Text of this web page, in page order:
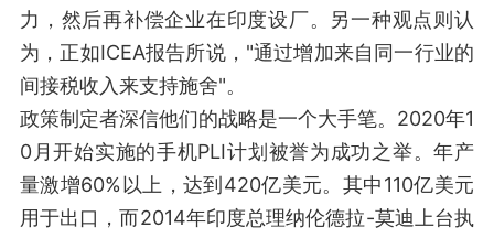
力，然后再补偿企业在印度设厂。另一种观点则认
为，正如ICEA报告所说，"通过增加来自同一行业的
间接税收入来支持施舍"。
政策制定者深信他们的战略是一个大手笔。2020年1
0月开始实施的手机PLI计划被誉为成功之举。年产
量激增60%以上，达到420亿美元。其中110亿美元
用于出口，而2014年印度总理纳伦德拉-莫迪上台执